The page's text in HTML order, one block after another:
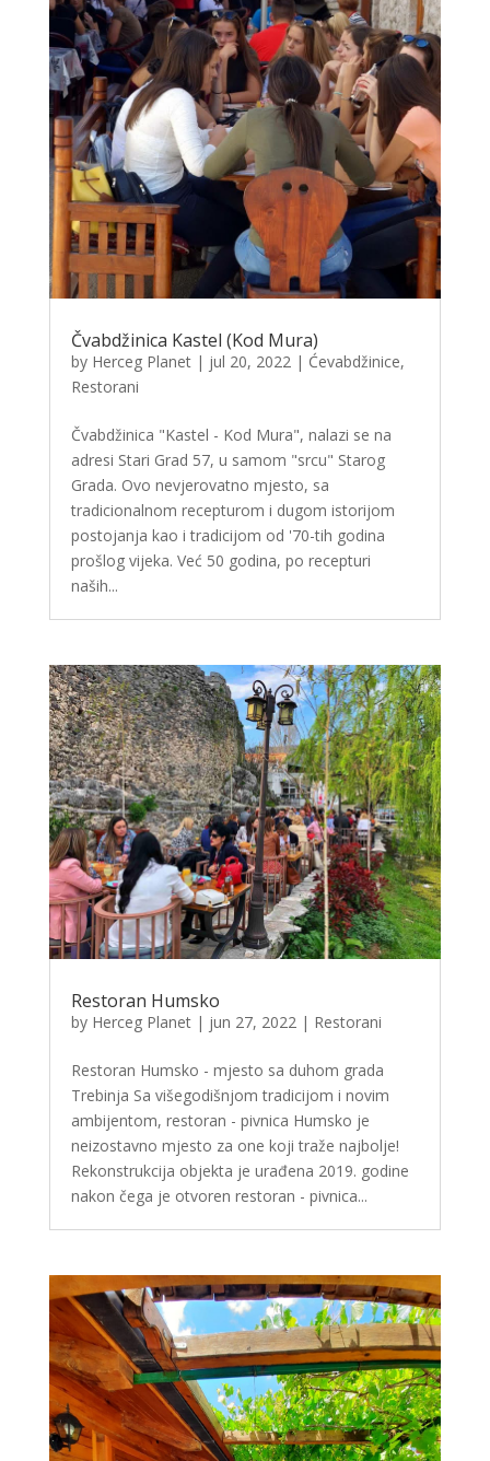
Čvabdžinica Kastel (Kod Mura)
by Herceg Planet| jul 20, 2022 | Ćevabdžinice,
Restorani
Čvabdžinica "Kastel - Kod Mura", nalazi se na
adresi Stari Grad 57, u samom "srcu" Starog
Grada. Ovo nevjerovatno mjesto, sa
tradicionalnom recepturom i dugom istorijom
postojanja kao i tradicijom od '70-tih godina
prošlog vijeka. Već 50 godina, po recepturi
naših...
Restoran Humsko
by Herceg Planet| jun 27, 2022 | Restorani
Restoran Humsko - mjesto sa duhom grada
Trebinja Sa višegodišnjom tradicijom i novim
ambijentom, restoran - pivnica Humsko je
neizostavno mjesto za one koji traže najbolje!
Rekonstrukcija objekta je urađena 2019. godine
nakon čega je otvoren restoran - pivnica...